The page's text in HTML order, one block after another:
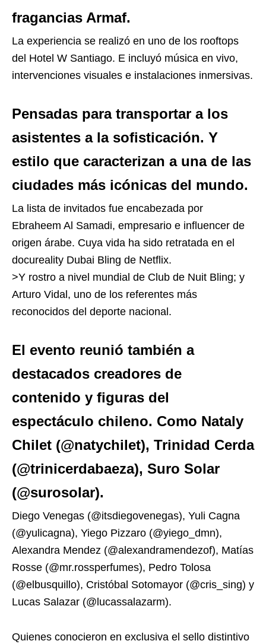
fragancias Armaf.
La experiencia se realizó en uno de los rooftops
del Hotel W Santiago. E incluyó música en vivo,
intervenciones visuales e instalaciones inmersivas.
Pensadas para transportar a los
asistentes a la sofisticación. Y
estilo que caracterizan a una de las
ciudades más icónicas del mundo.
La lista de invitados fue encabezada por
Ebraheem Al Samadi, empresario e influencer de
origen árabe. Cuya vida ha sido retratada en el
docureality Dubai Bling de Netflix.
>Y rostro a nivel mundial de Club de Nuit Bling; y
Arturo Vidal, uno de los referentes más
reconocidos del deporte nacional.
El evento reunió también a
destacados creadores de
contenido y figuras del
espectáculo chileno. Como Nataly
Chilet (@natychilet), Trinidad Cerda
(@trinicerdabaeza), Suro Solar
(@surosolar).
Diego Venegas (@itsdiegovenegas), Yuli Cagna
(@yulicagna), Yiego Pizzaro (@yiego_dmn),
Alexandra Mendez (@alexandramendezof), Matías
Rosse (@mr.rossperfumes), Pedro Tolosa
(@elbusquillo), Cristóbal Sotomayor (@cris_sing) y
Lucas Salazar (@lucassalazarm).
Quienes conocieron en exclusiva el sello distintivo